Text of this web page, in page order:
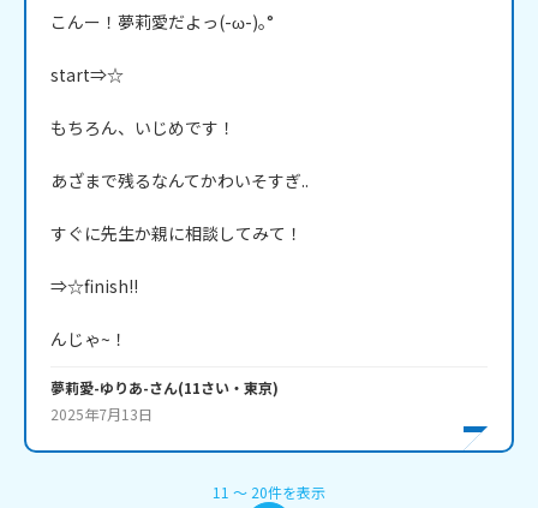
こんー！夢莉愛だよっ(-ω-)｡°
start⇒☆
もちろん、いじめです！
あざまで残るなんてかわいそすぎ..
すぐに先生か親に相談してみて！
⇒☆finish!!
んじゃ~！
夢莉愛-ゆりあ-さん(11さい・ 東京)
2025年7月13日
11 〜 20件を表示